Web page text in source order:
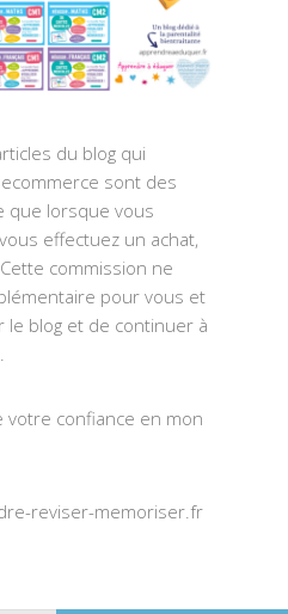
du blog qui
sont des
que lorsque vous
effectuez un achat,
commission ne
pour vous et
blog et de continuer à
confiance en mon
reviser-memoriser.fr